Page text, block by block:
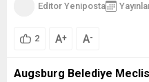
Editor Yeniposta
2 A+ A-
Augsburg Belediye